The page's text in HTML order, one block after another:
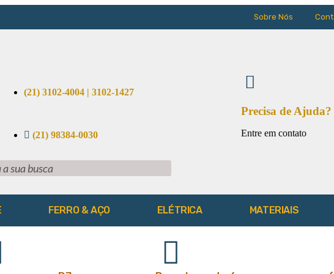
Sobre Nós
(21) 3102-4004 | 3102-1427
(21) 98384-0030
Precisa de Ajuda?
Entre em contato
FERRO & AÇO ELÉTRICA MATERIAIS